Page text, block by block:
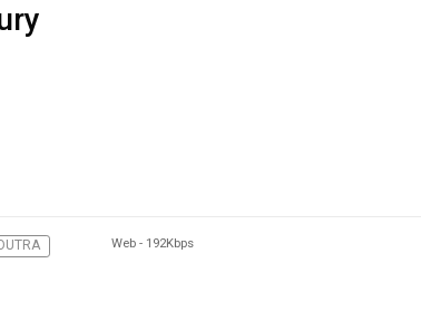
Web - 192Kbps